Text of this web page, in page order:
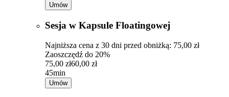
Umów
Sesja w Kapsule Floatingowej
Najniższa cena z 30 dni przed obniżką: 75,00 zł
Zaoszczędź do 20%
75,00 zł60,00 zł
45min
Umów